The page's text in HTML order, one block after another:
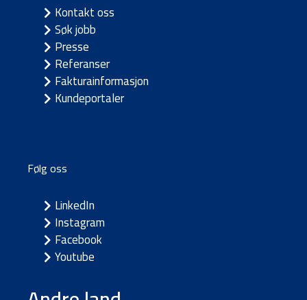
Kontakt oss
Søk jobb
Presse
Referanser
Fakturainformasjon
Kundeportaler
Følg oss
LinkedIn
Instagram
Facebook
Youtube